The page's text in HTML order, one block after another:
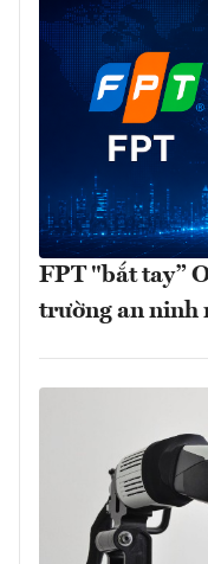
FPT "bắt tay”
trường an ninh